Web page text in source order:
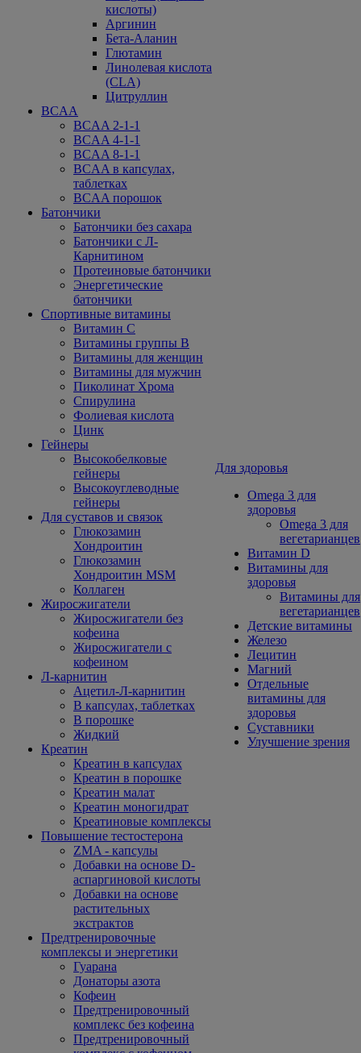
кислоты)
Аргинин
Бета-Аланин
Глютамин
Линолевая кислота
(CLA)
Цитруллин
BCAA
BCAA 2-1-1
BCAA 4-1-1
BCAA 8-1-1
BCAA в капсулах,
таблетках
BCAA порошок
Батончики
Батончики без сахара
Батончики с Л-
Карнитином
Протеиновые батончики
Энергетические
батончики
Спортивные витамины
Витамин С
Витамины группы В
Витамины для женщин
Витамины для мужчин
Пиколинат Хрома
Спирулина
Фолиевая кислота
Цинк
Гейнеры
Высокобелковые
гейнеры
Высокоуглеводные
гейнеры
Для суставов и связок
Глюкозамин
Хондроитин
Глюкозамин
Хондроитин MSM
Коллаген
Жиросжигатели
Жиросжигатели без
кофеина
Жиросжигатели с
кофеином
Л-карнитин
Ацетил-Л-карнитин
В капсулах, таблетках
В порошке
Жидкий
Креатин
Креатин в капсулах
Креатин в порошке
Креатин малат
Креатин моногидрат
Креатиновые комплексы
Повышение тестостерона
ZMA - капсулы
Добавки на основе D-
аспаргиновой кислоты
Добавки на основе
растительных
экстрактов
Предтренировочные
комплексы и энергетики
Гуарана
Донаторы азота
Кофеин
Предтренировочный
комплекс без кофеина
Предтренировочный
Для здоровья
Omega 3 для
здоровья
Omega 3 для
вегетарианцев
Витамин D
Витамины для
здоровья
Витамины для
вегетарианцев
Детские витамины
Железо
Лецитин
Магний
Отдельные
витамины для
здоровья
Суставники
Улучшение зрения